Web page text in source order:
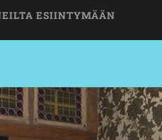
ESIINTYMÄÄN